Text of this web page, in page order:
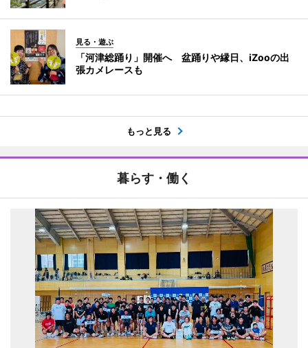
見る・遊ぶ
「河津総踊り」開催へ 盆踊りや縁日、iZooの出
張カメレースも
もっと見る
暮らす・働く